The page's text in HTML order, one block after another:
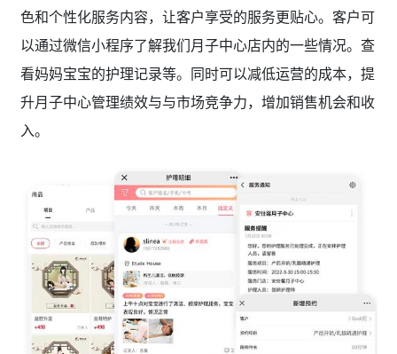
色和个性化服务内容，让客户享受的服务更贴心。客户可
以通过微信小程序了解我们月子中心店内的一些情况。查
看妈妈宝宝的护理记录等。同时可以减低运营的成本，提
升月子中心管理绩效与与市场竞争力，增加销售机会和收
入。